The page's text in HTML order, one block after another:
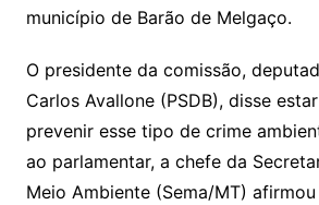
município de Barão de Melgaço.
O presidente da comissão,
Carlos Avallone (PSDB), disse
prevenir esse tipo de crime
ao parlamentar, a chefe da
Meio Ambiente (Sema/MT)